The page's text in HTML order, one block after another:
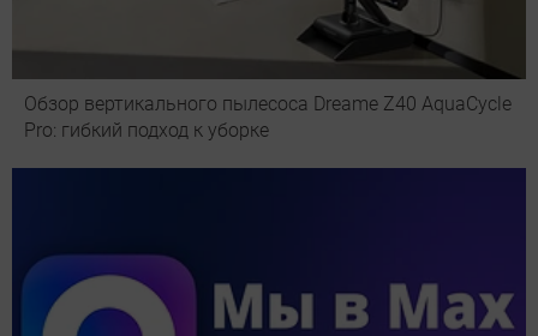
Обзор вертикального пылесоса Dreame Z40 AquaCycle
Pro: гибкий подход к уборке